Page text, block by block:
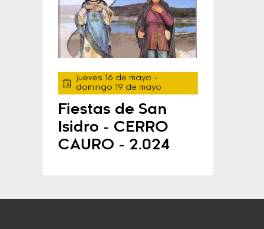
jueves 16 de mayo -
domingo 19 de mayo
Fiestas de San
Isidro - CERRO
CAURO - 2.024